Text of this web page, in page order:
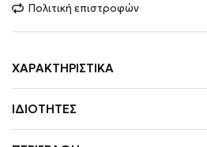
Πολιτική επιστροφών
ΧΑΡΑΚΤΗΡΙΣΤΙΚΆ
ΙΔΙΌΤΗΤΕΣ